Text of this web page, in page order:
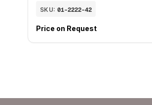
SKU: 01-2222-42
Price on Request